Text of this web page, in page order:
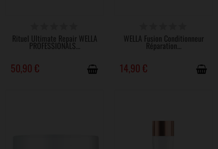
Rituel Ultimate Repair WELLA
PROFESSIONALS...
50,90 €
WELLA Fusion Conditionneur
Réparation...
14,90 €